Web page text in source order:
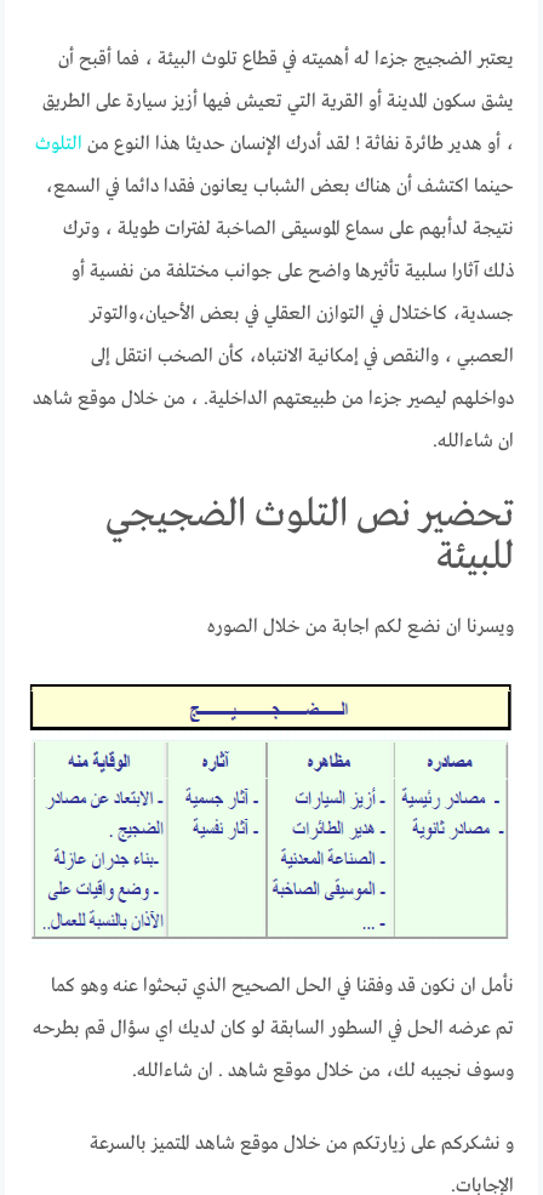
يعتبر الضجيج جزءا له أهميته في قطاع تلوث البيئة ٬ فما أقبح أن
يشق سكون المدينة أو القرية التي تعيش فيها أزيز سيارة على الطريق
٬ أو هدير طائرة نفاثة ! لقد أدرك الإنسان حديثا هذا النوع من
التلوث
حينما اكتشف أن هناك بعض الشباب يعانون فقدا دائما في السمع٬
نتيجة لدأبهم على سماع الموسيقى الصاخبة لفترات طويلة ٬ وترك
ذلك آثارا سلبية تأثيرها واضح على جوانب مختلفة من نفسية أو
جسدية٬ كاختلال في التوازن العقلي في بعض الأحيان٬والتوتر
العصبي ٬ والنقص في إمكانية الانتباه٬ كأن الصخب انتقل إلى
دواخلهم ليصير جزءا من طبيعتهم الداخلية. ، من خلال موقع شاهد
ان شاءالله.
تحضير نص التلوث الضجيجي
للبيئة
ويسرنا ان نضع لكم اجابة من خلال الصوره
نأمل ان نكون قد وفقنا في الحل الصحيح الذي تبحثوا عنه وهو كما
تم عرضه الحل في السطور السابقة لو كان لديك اي سؤال قم بطرحه
وسوف نجيبه لك، من خلال موقع شاهد . ان شاءالله.
و نشكركم على زيارتكم من خلال موقع شاهد المتميز بالسرعة
الإجابات.